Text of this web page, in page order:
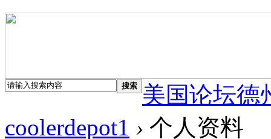
搜索
美国论坛德
coolerdepot1 › 个人资料